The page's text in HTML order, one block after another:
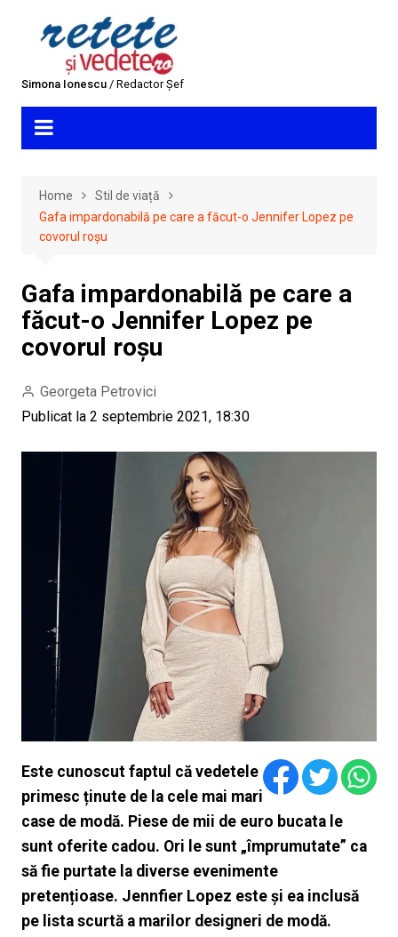
Simona Ionescu/ Redactor Șef
Home
Stil de viață
Gafa impardonabilă pe care a făcut-o Jennifer Lopez pe
covorul roșu
Gafa impardonabilă pe care a
făcut-o Jennifer Lopez pe
covorul roșu
Georgeta Petrovici
Publicat la 2 septembrie 2021, 18:30
Este cunoscut faptul că vedetele
primesc ținute de la cele mai mari
case de modă. Piese de mii de euro bucata le
sunt oferite cadou. Ori le sunt „împrumutate” ca
să fie purtate la diverse evenimente
pretențioase. Jennfier Lopez este și ea inclusă
pe lista scurtă a marilor designeri de modă.